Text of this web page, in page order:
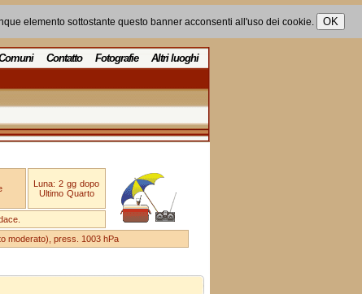
elemento sottostante questo banner acconsenti all'uso dei cookie.
Contatto Fotografie Altri luoghi
Luna: 2 gg dopo
Ultimo Quarto
moderato), press. 1003 hPa